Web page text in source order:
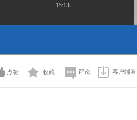
15:13
2016-03-25 08:31:07
点赞 收藏 评论 客户端看